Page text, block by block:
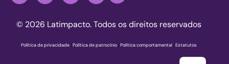
© 2026 Latimpacto. Todos os direitos reservados
Política de privacidade|Política de patrocínio|Política comportamental|Estatutos
Registre-se agora